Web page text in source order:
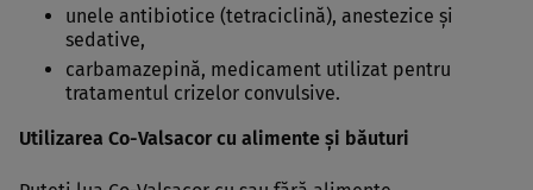
unele antibiotice (tetraciclină), anestezice şi
sedative,
carbamazepină, medicament utilizat pentru
tratamentul crizelor convulsive.
Utilizarea Co-Valsacor cu alimente şi băuturi